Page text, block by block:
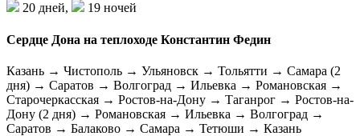
20 дней,
19 ночей
Сердце Дона на теплоходе Константин Федин
Казань → Чистополь → Ульяновск → Тольятти → Самара (2
дня) → Саратов → Волгоград → Ильевка → Романовская →
Старочеркасская → Ростов-на-Дону → Таганрог → Ростов-на-
Дону (2 дня) → Романовская → Ильевка → Волгоград →
Саратов → Балаково → Самара → Тетюши → Казань